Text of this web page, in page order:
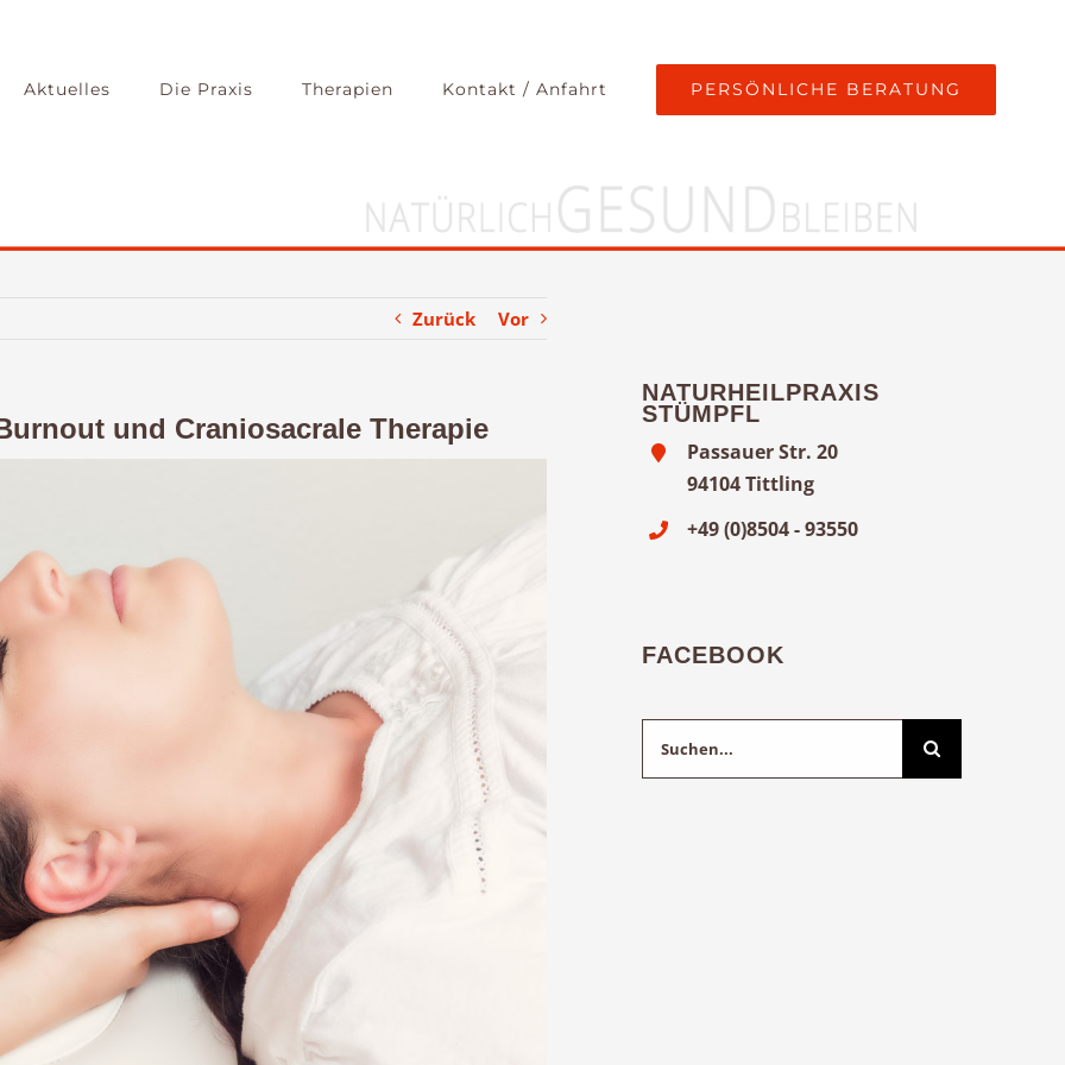
Aktuelles Die Praxis Therapien Kontakt / Anfahrt PERSÖNLICHE BERATUNG
Zurück Vor
und Craniosacrale Therapie
NATURHEILPRAXIS
STÜMPFL
Passauer Str. 20
94104 Tittling
+49 (0)8504 - 93550
FACEBOOK